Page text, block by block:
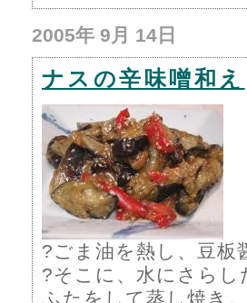
2005年 9月 14日
ナスの辛味噌和え
?ごま油を熱し、豆板
?そこに、水にさら
ふたをして蒸し焼き。